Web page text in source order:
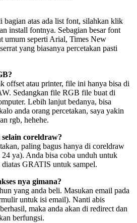
bagian atas ada list font, silahkan klik
install fontnya. Sebagian besar font
umum seperti Arial, Times New
yang biasanya percetakan pasti
offset atau printer, file ini hanya bisa di
Sedangkan file RGB file buat di
Lebih lanjut bedanya, bisa
anda orang percetakan, saya yakin
rgb, hehehe.
coreldraw?
paling bagus hanya di coreldraw
ya). Anda bisa coba unduh untuk
GRATIS untuk sampel.
nya gimana?
yang anda beli. Masukan email pada
untuk isi email). Nanti abis
maka anda akan di redirect dan
berfungsi.